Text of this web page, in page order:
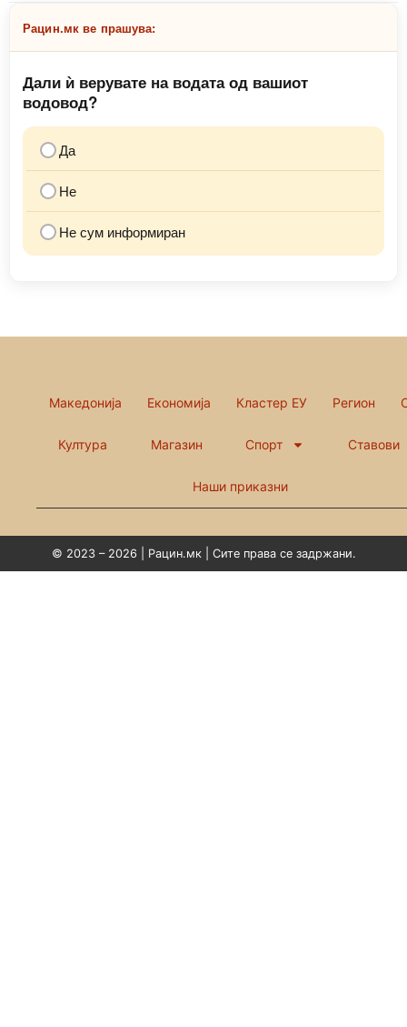
Рацин.мк ве прашува:
Дали ѝ верувате на водата од вашиот
водовод?
Да
Не
Не сум информиран
Македонија Економија Кластер ЕУ Регион
Култура Магазин Спорт Ставови
Наши приказни
© 2023 – 2026 | Рацин.мк | Сите права се задржани.